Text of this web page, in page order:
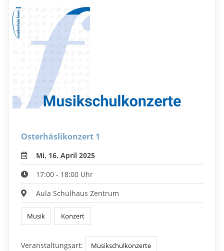
Osterhäslikonzert 1
Mi, 16. April 2025
17:00 - 18:00 Uhr
Aula Schulhaus Zentrum
Musik Konzert
Veranstaltungsart: Musikschulkonzerte